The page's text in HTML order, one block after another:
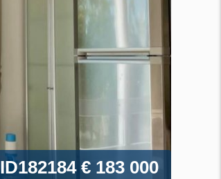
ID182184€ 183 000